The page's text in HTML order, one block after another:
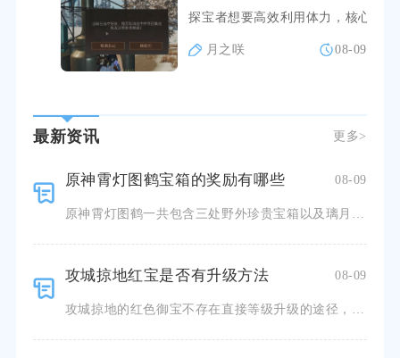
探宝者想要高效利用体力，核心思
月之咲 08-09
最新资讯 更多>
原神霄灯图鹤宝箱的奖励有哪些 08-09
攻城掠地红宝是否有升级方法 08-09